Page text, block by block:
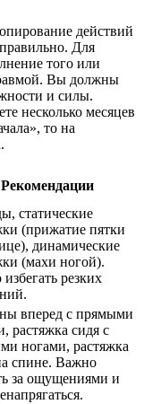
действий
Для
того или
Вы должны
и силы.
несколько месяцев
то на
Рекомендации
статические
(прижатие пятки
динамические
(махи ногой).
резких
вперед с прямыми
растяжка сидя с
ногами, растяжка
спине. Важно
за ощущениями и